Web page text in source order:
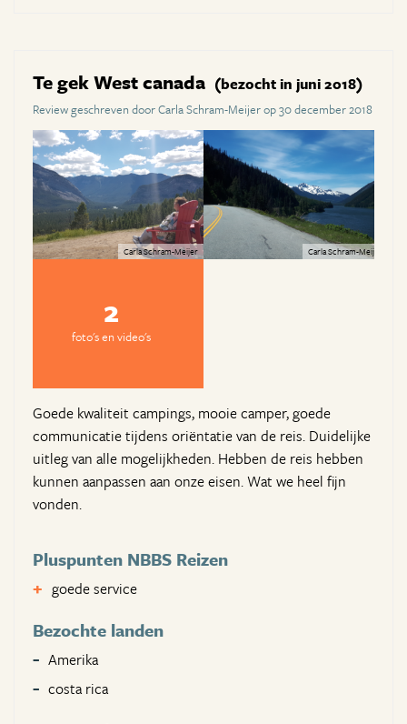
Te gek West canada (bezocht in juni 2018)
Review geschreven door Carla Schram-Meijer op 30 december 2018
Carla Schram-Meijer Carla Schram-Meijer
2
foto's en video's
Goede kwaliteit campings, mooie camper, goede
communicatie tijdens oriëntatie van de reis. Duidelijke
uitleg van alle mogelijkheden. Hebben de reis hebben
kunnen aanpassen aan onze eisen. Wat we heel fijn
vonden.
Pluspunten NBBS Reizen
goede service
Bezochte landen
Amerika
costa rica